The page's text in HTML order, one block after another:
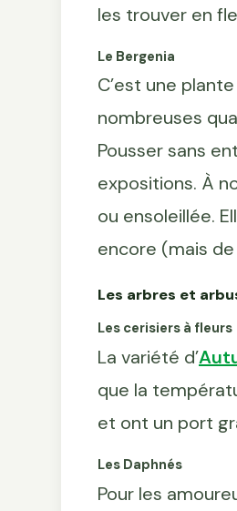
les trouver en
Le Bergenia
C’est une
nombreuses
Pousser sans
expositions. À
ou ensoleillée.
encore (mais
Les arbres et
Les cerisiers à fleurs
La variété d’
que la
et ont un port
Les Daphnés
Pour les